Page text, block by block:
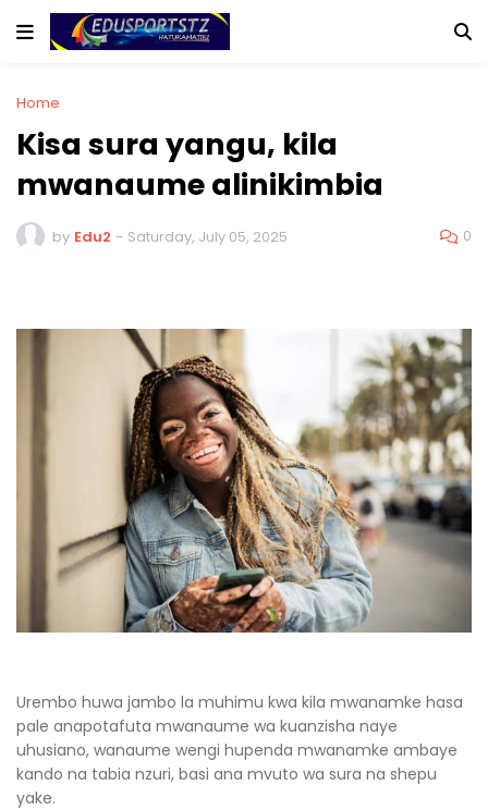
Home
Kisa sura yangu, kila
mwanaume alinikimbia
by Edu2 - Saturday, July 05, 2025 0
Urembo huwa jambo la muhimu kwa kila mwanamke hasa
pale anapotafuta mwanaume wa kuanzisha naye
uhusiano, wanaume wengi hupenda mwanamke ambaye
kando na tabia nzuri, basi ana mvuto wa sura na shepu
yake.